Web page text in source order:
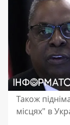
Також
місцях" в